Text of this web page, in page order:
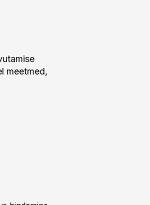
meetmed,